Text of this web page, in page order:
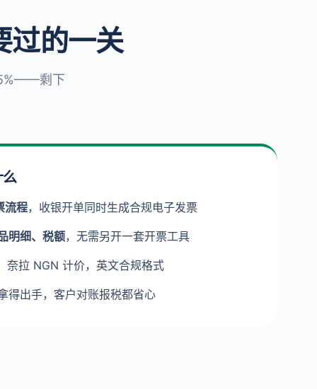
过的一关
剩下
么
流程，收银开单同时生成合规电子发票
明细、税额，无需另开一套开票工具
奈拉 NGN 计价，英文合规格式
得出手，客户对账报税都省心